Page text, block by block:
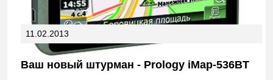
11.02.2013
Ваш новый штурман - Prology iMap-536ВT